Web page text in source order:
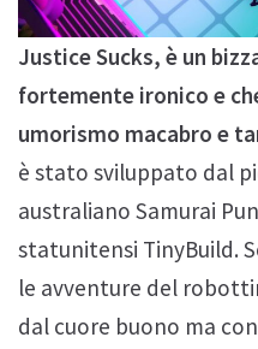
Justice Sucks, è un
fortemente ironico e
umorismo macabro e
è stato sviluppato dal
australiano Samurai
statunitensi TinyBuild.
le avventure del
dal cuore buono ma